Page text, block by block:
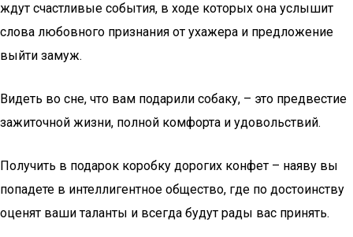
ждут счастливые события, в ходе которых она услышит
слова любовного признания от ухажера и предложение
выйти замуж.
Видеть во сне, что вам подарили собаку, – это предвестие
зажиточной жизни, полной комфорта и удовольствий.
Получить в подарок коробку дорогих конфет – наяву вы
попадете в интеллигентное общество, где по достоинству
оценят ваши таланты и всегда будут рады вас принять.